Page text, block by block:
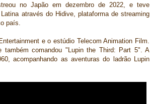
no Japão em dezembro de 2022, e teve
através do Hidive, plataforma de streaming
país.
e o estúdio Telecom Animation Film.
comandou "Lupin the Third: Part 5". A
acompanhando as aventuras do ladrão Lupin